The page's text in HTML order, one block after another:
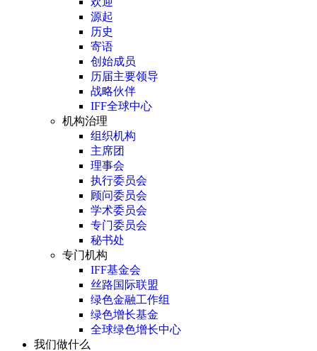
源起
历史
寄语
创始成员
历届主要领导
战略伙伴
IFF全球中心
机构治理
组织机构
主席团
理事会
执行委员会
顾问委员会
学术委员会
专门委员会
秘书处
专门机构
IFF基金会
丝路国际联盟
绿色金融工作组
绿色增长基金
全球绿色增长中心
我们做什么